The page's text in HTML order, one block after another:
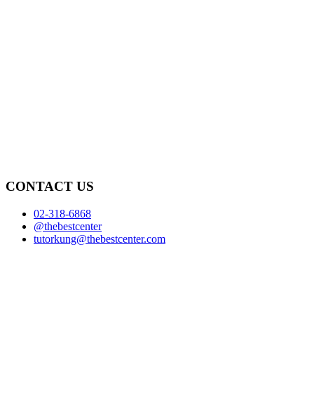
CONTACT US
02-318-6868
@thebestcenter
tutorkung@thebestcenter.com